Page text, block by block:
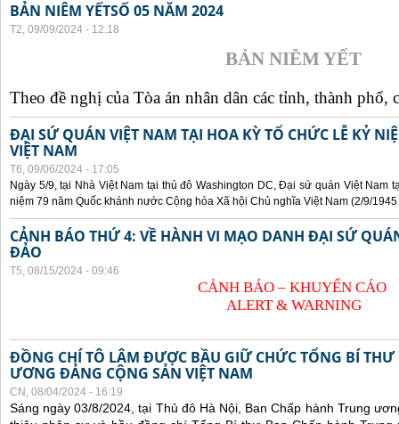
BẢN NIÊM YẾTSỐ 05 NĂM 2024
T2, 09/09/2024 - 12:18
BẢN NIÊM YẾT
Theo đề nghị của Tòa án nhân dân các tỉnh, thành phố,
ĐẠI SỨ QUÁN VIỆT NAM TẠI HOA KỲ TỔ CHỨC LỄ KỶ
VIỆT NAM
T6, 09/06/2024 - 17:05
Ngày 5/9, tại Nhà Việt Nam tại thủ đô Washington DC, Đại sứ quán Việt Nam
niệm 79 năm Quốc khánh nước Cộng hòa Xã hội Chủ nghĩa Việt Nam (2/9/
CẢNH BÁO THỨ 4: VỀ HÀNH VI MẠO DANH ĐẠI SỨ
ĐẢO
T5, 08/15/2024 - 09:46
CẢNH BÁO – KHUYẾN CÁO
ALERT & WARNING
ĐỒNG CHÍ TÔ LÂM ĐƯỢC BẦU GIỮ CHỨC TỔNG BÍ
ƯƠNG ĐẢNG CỘNG SẢN VIỆT NAM
CN, 08/04/2024 - 16:19
Sáng ngày 03/8/2024, tại Thủ đô Hà Nội, Ban Chấp hành Trung